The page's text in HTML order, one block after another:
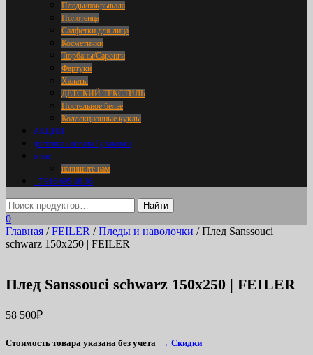
Пледы/покрывала
Полотенца
Салфетки для лица
Косметички
Тюрбаны/Саронги
Фартуки
Халаты
ДЕТСКИЙ ТЕКСТИЛЬ
Постельное белье
Коллекционные куклы
АКЦИИ
доставка / оплата / упаковка
о нас
напишите нам
+7 916 695 18 36
0
Главная /FEILER /Пледы и наволочки / Плед Sanssouci
schwarz 150х250 | FEILER
Плед Sanssouci schwarz 150х250 | FEILER
58 500₽
Стоимость товара указана без учета → Скидки